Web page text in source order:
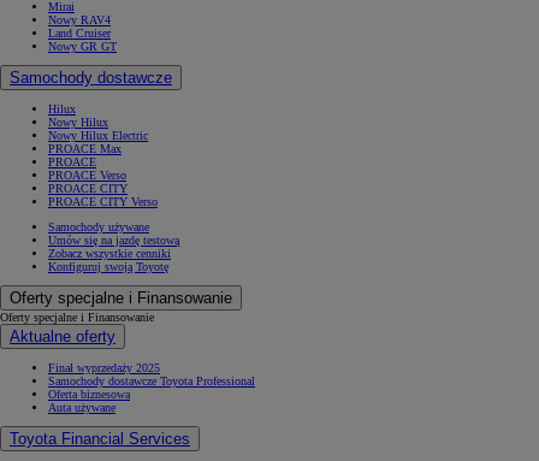
Mirai
Nowy RAV4
Land Cruiser
Nowy GR GT
Samochody dostawcze
Hilux
Nowy Hilux
Nowy Hilux Electric
PROACE Max
PROACE
PROACE Verso
PROACE CITY
PROACE CITY Verso
Samochody używane
Umów się na jazdę testową
Zobacz wszystkie cenniki
Konfiguruj swoją Toyotę
Oferty specjalne i Finansowanie
Oferty specjalne i Finansowanie
Aktualne oferty
Finał wyprzedaży 2025
Samochody dostawcze Toyota Professional
Oferta biznesowa
Auta używane
Toyota Financial Services